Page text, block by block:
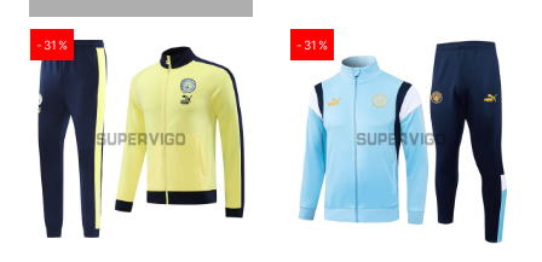
Azul/Blanco
-31% -31%